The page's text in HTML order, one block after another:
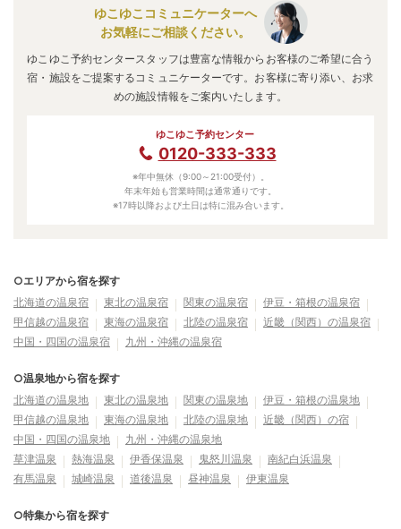
ゆこゆこコミュニケーターへ
お気軽にご相談ください。
ゆこゆこ予約センタースタッフは豊富な情報からお客様のご希望に合う
宿・施設をご提案するコミュニケーターです。お客様に寄り添い、お求
めの施設情報をご案内いたします。
ゆこゆこ予約センター
0120-333-333
※年中無休（9:00～21:00受付）。
年末年始も営業時間は通常通りです。
※17時以降および土日は特に混み合います。
○エリアから宿を探す
北海道の温泉宿
東北の温泉宿 関東の温泉宿
伊豆・箱根の温泉宿
甲信越の温泉宿
東海の温泉宿 北陸の温泉宿
近畿（関西）の温泉宿
中国・四国の温泉宿
九州・沖縄の温泉宿
○温泉地から宿を探す
北海道の温泉地
東北の温泉地 関東の温泉地
伊豆・箱根の温泉地
甲信越の温泉地
東海の温泉地 北陸の温泉地
近畿（関西）の宿
中国・四国の温泉地
九州・沖縄の温泉地
草津温泉
熱海温泉 伊香保温泉 鬼怒川温泉
南紀白浜温泉
有馬温泉
城崎温泉 道後温泉 昼神温泉 伊東温泉
○特集から宿を探す